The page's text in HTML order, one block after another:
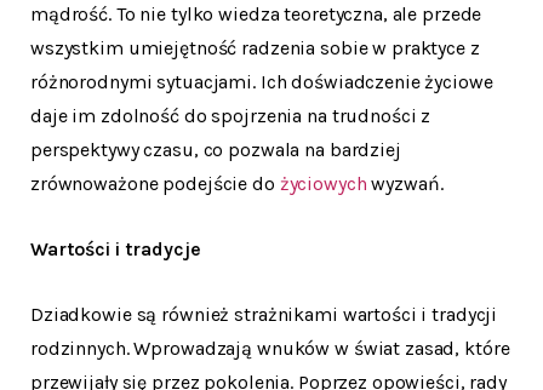
mądrość. To nie tylko wiedza teoretyczna, ale przede
wszystkim umiejętność radzenia sobie w praktyce z
różnorodnymi sytuacjami. Ich doświadczenie życiowe
daje im zdolność do spojrzenia na trudności z
perspektywy czasu, co pozwala na bardziej
zrównoważone podejście do życiowych wyzwań.
Wartości i tradycje
Dziadkowie są również strażnikami wartości i tradycji
rodzinnych. Wprowadzają wnuków w świat zasad, które
przewijały się przez pokolenia. Poprzez opowieści, rady